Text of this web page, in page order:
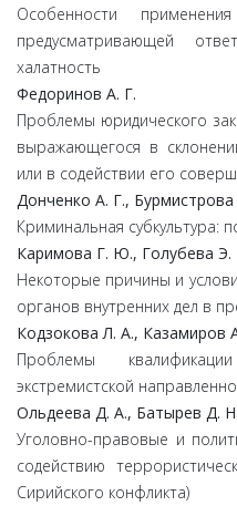
Особенности
предусматривающей
халатность
Федоринов А. Г.
Проблемы юридического
выражающегося в
или в содействии его
Донченко А. Г., Бурмистрова
Криминальная субкультура:
Каримова Г. Ю., Голубева Э.
Некоторые причины и
органов внутренних дел в
Кодзокова Л. А., Казамиров
Проблемы
экстремистской
Ольдеева Д. А., Батырев Д.
Уголовно-правовые и
содействию
Сирийского конфликта)